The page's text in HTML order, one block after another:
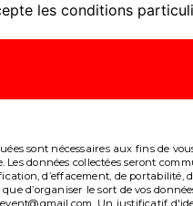
les conditions
sont nécessaires aux fins de
Les données collectées seront
d’effacement, de
d’organiser le sort de vos
Un justificatif